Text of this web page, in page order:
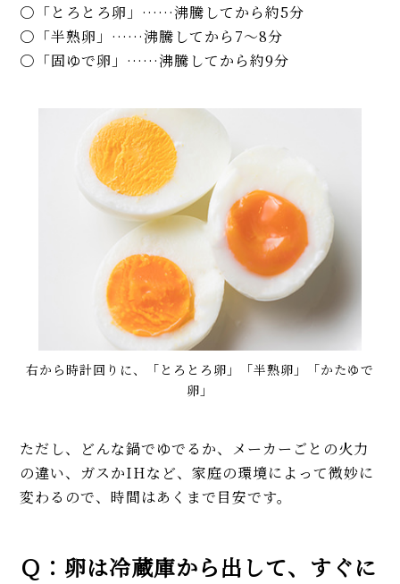
「とろとろ卵」……沸騰してから約5分
「半熟卵」……沸騰してから7～8分
「固ゆで卵」……沸騰してから約9分
右から時計回りに、「とろとろ卵」「半熟卵」「かたゆで
卵」
ただし、どんな鍋でゆでるか、メーカーごとの火力
の違い、ガスかIHなど、家庭の環境によって微妙に
変わるので、時間はあくまで目安です。
Ｑ：卵は冷蔵庫から出して、すぐに